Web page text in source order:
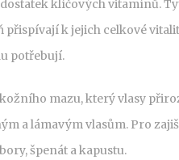
klíčových vitamínů.
přispívají k jejich celkové
potřebují.
mazu, který vlasy
a lámavým vlasům. Pro
špenát a kapustu.